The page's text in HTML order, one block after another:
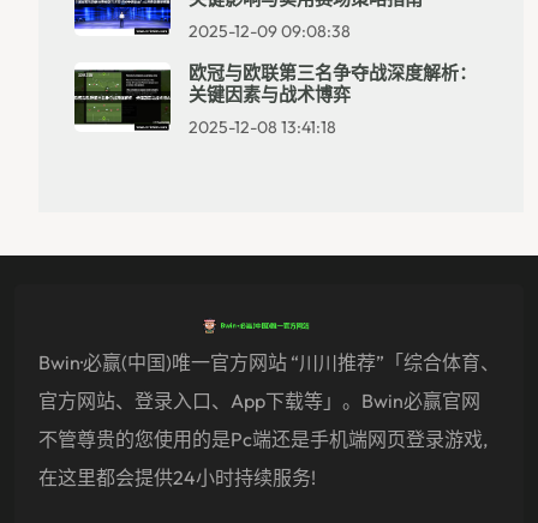
2025-12-09 09:08:38
欧冠与欧联第三名争夺战深度解析：
关键因素与战术博弈
2025-12-08 13:41:18
Bwin·必赢(中国)唯一官方网站 “川川推荐”「综合体育、
官方网站、登录入口、app下载等」。Bwin必赢官网
不管尊贵的您使用的是pc端还是手机端网页登录游戏,
在这里都会提供24小时持续服务!